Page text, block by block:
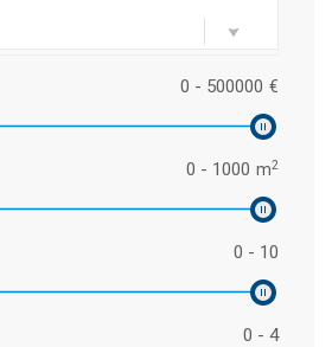
€
0 - 500000
m2
0 - 1000
0 - 10
0 - 4